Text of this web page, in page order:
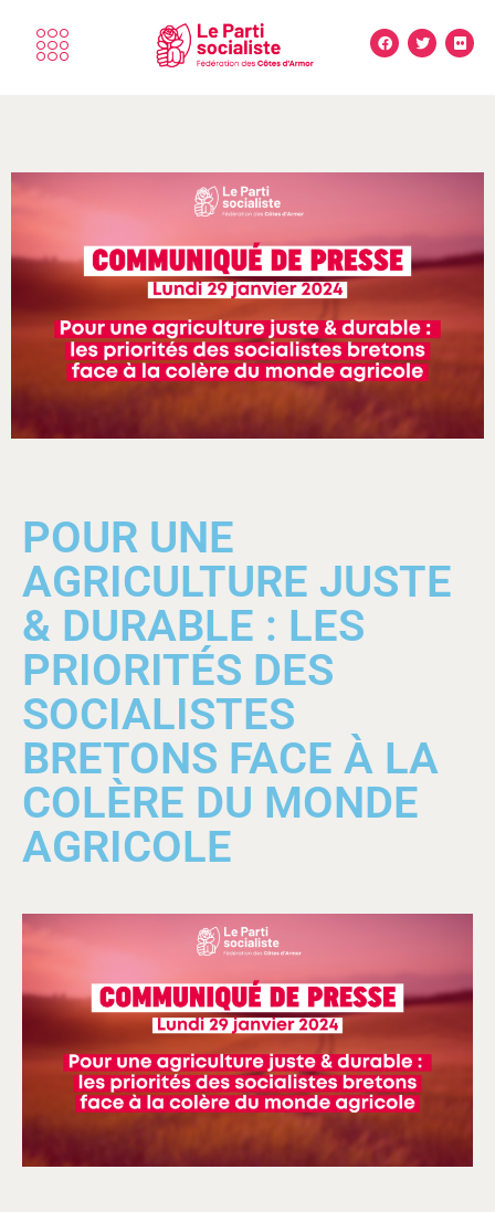
POUR UNE
AGRICULTURE JUSTE
& DURABLE : LES
PRIORITÉS DES
SOCIALISTES
BRETONS FACE À LA
COLÈRE DU MONDE
AGRICOLE